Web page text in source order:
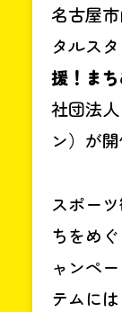
名古屋
タルス
援！まち
社団法
ン）が
スポー
ちをめ
ャンペ
テムに